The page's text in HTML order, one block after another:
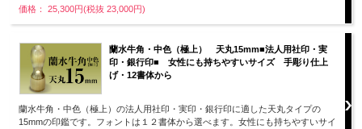
価格： 25,300円(税抜 23,000円)
蘭水牛角・中色（極上） 天丸15mm■法人用社印・実
印・銀行印■ 女性にも持ちやすいサイズ 手彫り仕上
げ・12書体から
蘭水牛角・中色（極上）の法人用社印・実印・銀行印に適した天丸タイプの
15mmの印鑑です。フォントは１２書体から選べます。女性にも持ちやすいサイ